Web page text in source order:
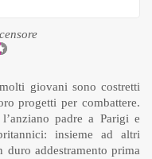
giovani sono costretti
progetti per combattere.
padre a Parigi e
insieme ad altri
addestramento prima